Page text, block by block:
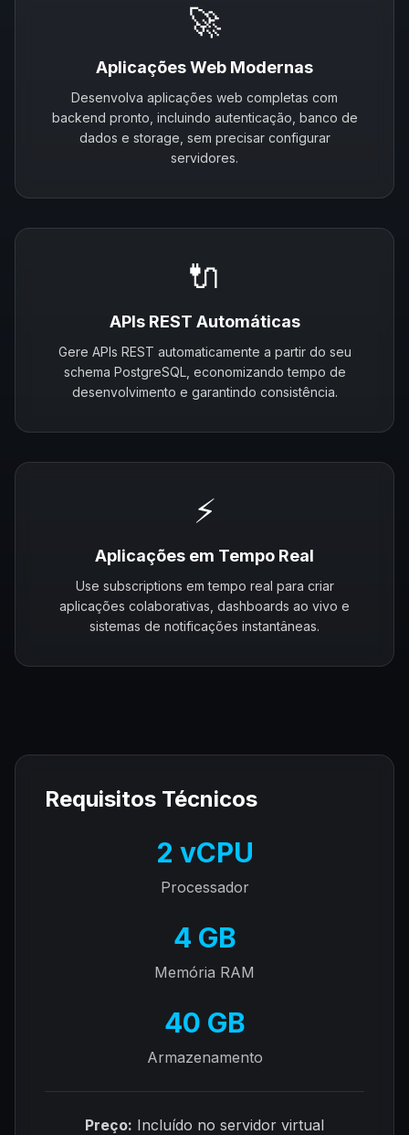
🚀
Aplicações Web Modernas
Desenvolva aplicações web completas com
backend pronto, incluindo autenticação, banco de
dados e storage, sem precisar configurar
servidores.
🔌
APIs REST Automáticas
Gere APIs REST automaticamente a partir do seu
schema PostgreSQL, economizando tempo de
desenvolvimento e garantindo consistência.
⚡
Aplicações em Tempo Real
Use subscriptions em tempo real para criar
aplicações colaborativas, dashboards ao vivo e
sistemas de notificações instantâneas.
Requisitos Técnicos
2 vCPU
Processador
4 GB
Memória RAM
40 GB
Armazenamento
Preço: Incluído no servidor virtual